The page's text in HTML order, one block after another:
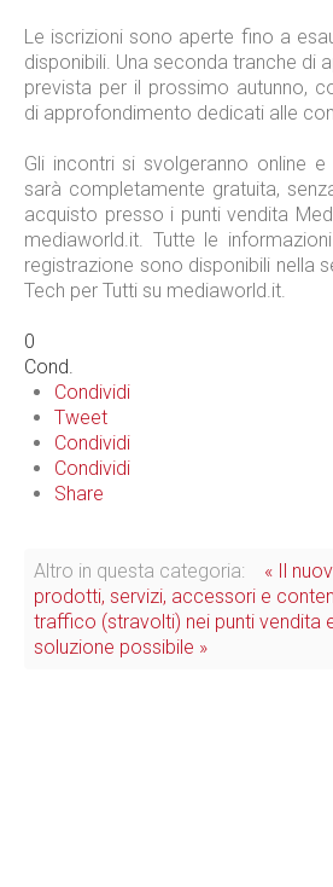
Le iscrizioni sono aperte fino a
disponibili. Una seconda tranche di
prevista per il prossimo autunno,
di approfondimento dedicati alle
Gli incontri si svolgeranno online
sarà completamente gratuita,
acquisto presso i punti vendita
mediaworld.it. Tutte le
registrazione sono disponibili nella
Tech per Tutti su mediaworld.it.
0
Cond.
Condividi
Tweet
Condividi
Condividi
Share
Altro in questa categoria:
« Il
prodotti, servizi, accessori e
traffico (stravolti) nei punti vendita
soluzione possibile »